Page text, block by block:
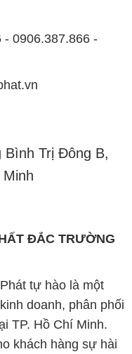
- 0906.387.866 -
Bình Trị Đông B,
ĐẮC TRƯỜNG
tự hào là một
doanh, phân phối
TP. Hồ Chí Minh.
khách hàng sự hài